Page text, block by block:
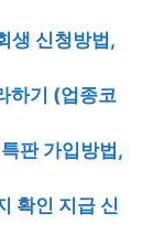
생 신청방법,
하기 (업종코
판 가입방법,
확인 지급 신